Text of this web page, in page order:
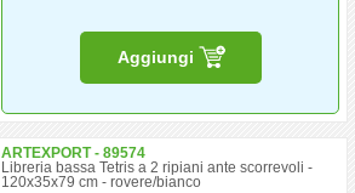
Aggiungi
ARTEXPORT - 89574
Libreria bassa Tetris a 2 ripiani ante scorrevoli -
120x35x79 cm - rovere/bianco